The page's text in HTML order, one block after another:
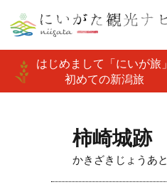
はじめまして「にいが旅」
初めての新潟旅
柿崎城跡
かきざきじょうあと